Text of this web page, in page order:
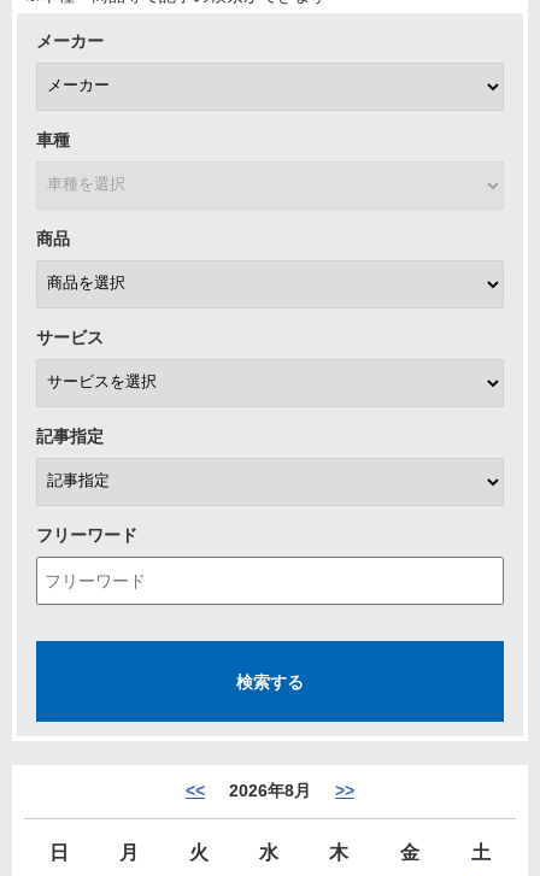
メーカー
車種
商品
サービス
記事指定
フリーワード
<< 2026年8月 >>
日 月 火 水 木 金
土